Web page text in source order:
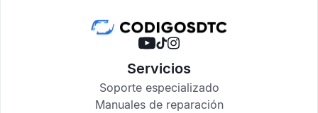
Servicios
Soporte especializado
Manuales de reparación